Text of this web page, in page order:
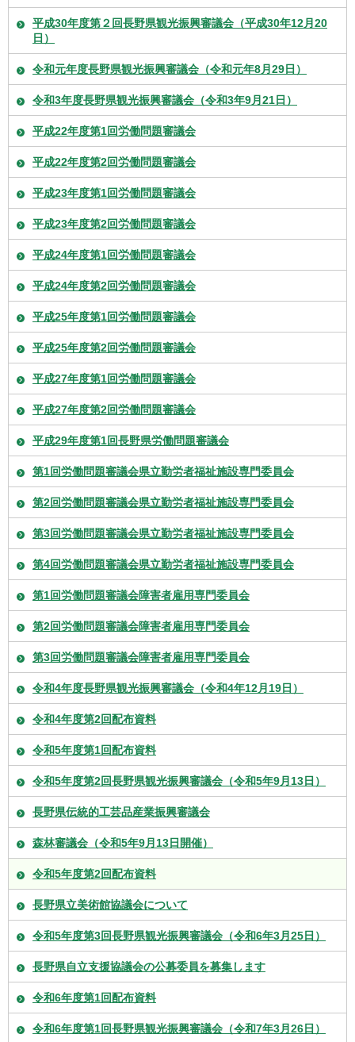
平成30年度第２回長野県観光振興審議会（平成30年12月20
日）
令和元年度長野県観光振興審議会（令和元年8月29日）
令和3年度長野県観光振興審議会（令和3年9月21日）
平成22年度第1回労働問題審議会
平成22年度第2回労働問題審議会
平成23年度第1回労働問題審議会
平成23年度第2回労働問題審議会
平成24年度第1回労働問題審議会
平成24年度第2回労働問題審議会
平成25年度第1回労働問題審議会
平成25年度第2回労働問題審議会
平成27年度第1回労働問題審議会
平成27年度第2回労働問題審議会
平成29年度第1回長野県労働問題審議会
第1回労働問題審議会県立勤労者福祉施設専門委員会
第2回労働問題審議会県立勤労者福祉施設専門委員会
第3回労働問題審議会県立勤労者福祉施設専門委員会
第4回労働問題審議会県立勤労者福祉施設専門委員会
第1回労働問題審議会障害者雇用専門委員会
第2回労働問題審議会障害者雇用専門委員会
第3回労働問題審議会障害者雇用専門委員会
令和4年度長野県観光振興審議会（令和4年12月19日）
令和4年度第2回配布資料
令和5年度第1回配布資料
令和5年度第2回長野県観光振興審議会（令和5年9月13日）
長野県伝統的工芸品産業振興審議会
森林審議会（令和5年9月13日開催）
令和5年度第2回配布資料
長野県立美術館協議会について
令和5年度第3回長野県観光振興審議会（令和6年3月25日）
長野県自立支援協議会の公募委員を募集します
令和6年度第1回配布資料
令和6年度第1回長野県観光振興審議会（令和7年3月26日）